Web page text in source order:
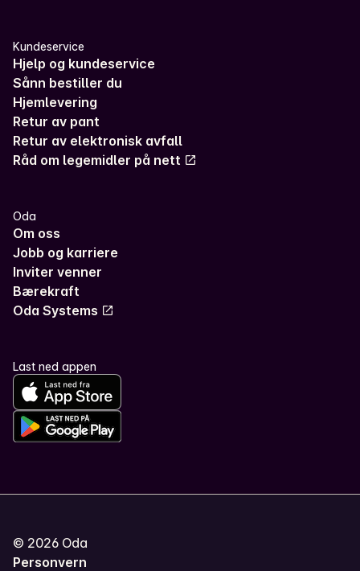
Kundeservice
Hjelp og kundeservice
Sånn bestiller du
Hjemlevering
Retur av pant
Retur av elektronisk avfall
Råd om legemidler på nett
Oda
Om oss
Jobb og karriere
Inviter venner
Bærekraft
Oda Systems
Last ned appen
© 2026 Oda
Personvern